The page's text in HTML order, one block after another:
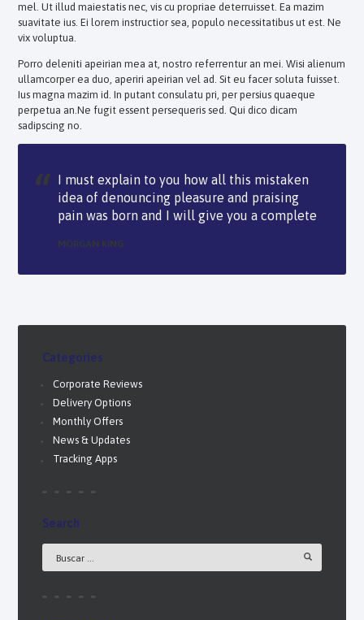
mel. Ut illud maiestatis nec, vis cu propriae deterruisset. Ea mazim
suavitate ius. Ei lorem instructior sea, populo necessitatibus ut est. Ne
vix voluptua.
Porro deleniti apeirian mea at, nostro referrentur an mei. Wisi alienum
ullamcorper ea duo, aperiri apeirian vel ad. Sit eu facer soluta fuisset.
Ius magna mazim id. In putant consulatu pri, per persius quaeque
perpetua an.Ne fugit essent persequeris sed. Qui dico dicam
sadipscing no.
I must explain to you how all this mistaken
idea of denouncing pleasure and praising
pain was born and I will give you a complete
MORGAN KING
Categories
Corporate Reviews
Delivery Options
Monthly Offers
News & Updates
Tracking Apps
Search